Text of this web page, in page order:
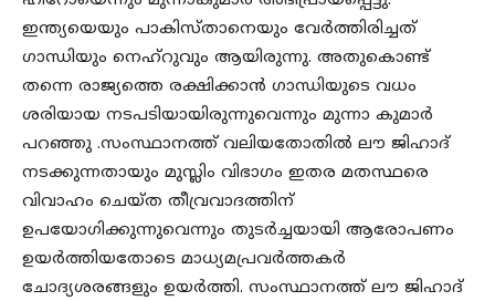
ഇന്ത്യയെയും പാകിസ്താനെയും വേർത്തിരിച്ചത്
ഗാന്ധിയും നെഹ്റുവും ആയിരുന്നു. അതുകൊണ്ട്
തന്നെ രാജ്യത്തെ രക്ഷിക്കാൻ ഗാന്ധിയുടെ വധം
ശരിയായ നടപടിയായിരുന്നുവെന്നും മുന്നാ കുമാർ
പറഞ്ഞു .സംസ്ഥാനത്ത് വലിയതോതിൽ ലൗ ജിഹാദ്
നടക്കുന്നതായും മുസ്ലിം വിഭാഗം ഇതര മതസ്ഥരെ
വിവാഹം ചെയ്ത തീവ്രവാദത്തിന്
ഉപയോഗിക്കുന്നുവെന്നും തുടർച്ചയായി ആരോപണം
ഉയർത്തിയതോടെ മാധ്യമപ്രവർത്തകർ
ചോദ്യശരങ്ങളും ഉയർത്തി. സംസ്ഥാനത്ത് ലൗ ജിഹാദ്